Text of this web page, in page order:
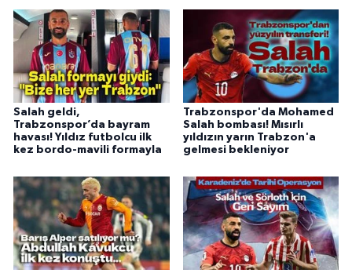
Salah geldi,
Trabzonspor’da bayram
havası! Yıldız futbolcu ilk
kez bordo-mavili formayla
Trabzonspor'da Mohamed
Salah bombası! Mısırlı
yıldızın yarın Trabzon'a
gelmesi bekleniyor